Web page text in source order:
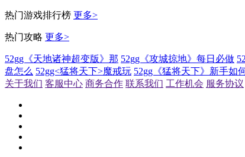
热门游戏排行榜 更多>
热门攻略 更多>
52gg《天地诸神超变版》那 52gg《攻城掠地》每日必做
盘怎么 52gg<猛将天下>魔戒玩 52gg《猛将天下》新手如
关于我们 客服中心 商务合作 联系我们 工作机会 服务协议